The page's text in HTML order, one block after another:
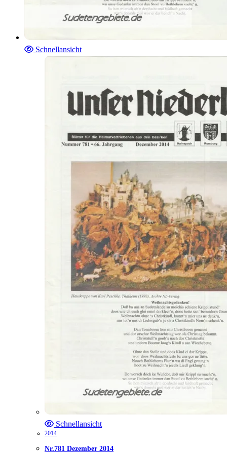
Schnellansicht
Schnellansicht
2014
Nr.781 Dezember 2014